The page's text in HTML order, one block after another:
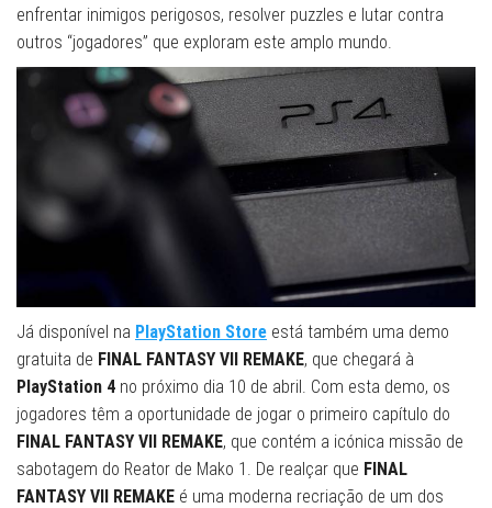
enfrentar inimigos perigosos, resolver puzzles e lutar contra
outros “jogadores” que exploram este amplo mundo.
Já disponível na PlayStation Store está também uma demo
gratuita de FINAL FANTASY VII REMAKE, que chegará à
PlayStation 4 no próximo dia 10 de abril. Com esta demo, os
jogadores têm a oportunidade de jogar o primeiro capítulo do
FINAL FANTASY VII REMAKE, que contém a icónica missão de
sabotagem do Reator de Mako 1. De realçar que FINAL
FANTASY VII REMAKE é uma moderna recriação de um dos